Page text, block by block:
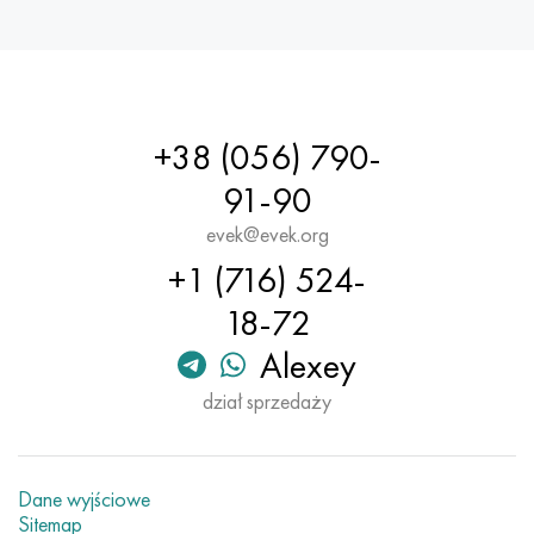
+38 (056) 790-
91-90
evek@evek.org
+1 (716) 524-
18-72
Alexey
dział sprzedaży
Dane wyjściowe
Sitemap
A40G, 44smn28, 1.0762, 46s20